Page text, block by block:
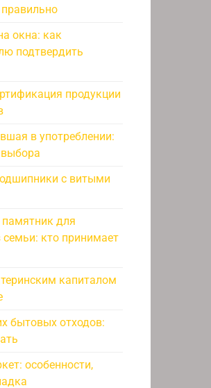
окна: как
подтвердить
продукции
в употреблении:
с витыми
для
семьи: кто принимает
капиталом
бытовых отходов:
особенности,